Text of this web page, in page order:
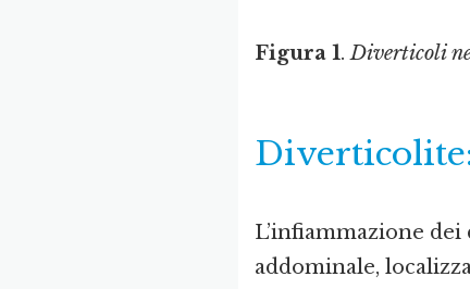
Figura 1.Diverticoli
L’infiammazione
addominale,